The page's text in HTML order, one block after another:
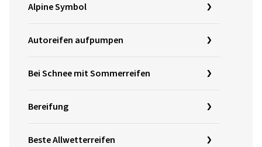
Alpine Symbol
Autoreifen aufpumpen
Bei Schnee mit Sommerreifen
Bereifung
Beste Allwetterreifen